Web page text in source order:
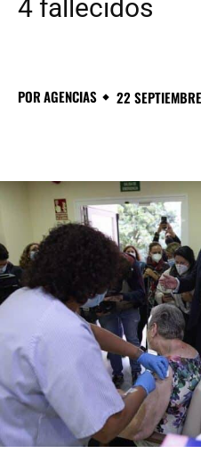
4 fallecidos
PORAGENCIAS 22